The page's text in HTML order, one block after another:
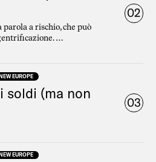
a rischio, che può
trasformare un luogo
espelle progressivamente dalle
con meno disponibilità.
02
EUROPE
soldi (ma non
03
EUROPE